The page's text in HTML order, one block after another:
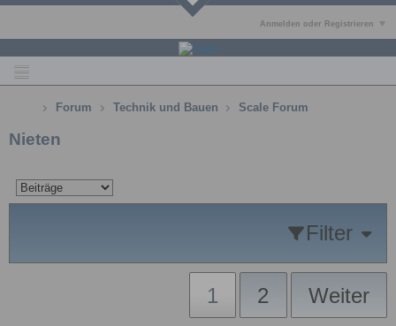
Anmelden oder Registrieren
Forum Technik und Bauen Scale Forum
Nieten
Filter
1 2 Weiter